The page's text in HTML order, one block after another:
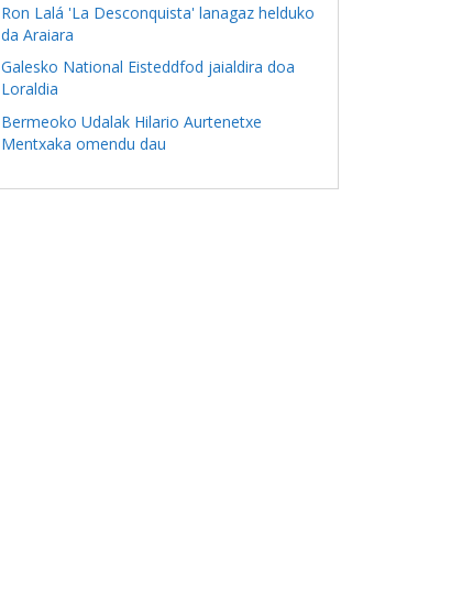
Ron Lalá 'La Desconquista' lanagaz helduko
da Araiara
Galesko National Eisteddfod jaialdira doa
Loraldia
Bermeoko Udalak Hilario Aurtenetxe
Mentxaka omendu dau